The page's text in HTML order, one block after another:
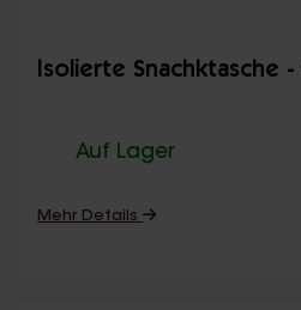
Isolierte Snachktasche -
Auf Lager
Mehr Details